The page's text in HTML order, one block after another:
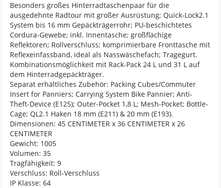
Besonders großes Hinterradtaschenpaar für die
ausgedehnte Radtour mit großer Ausrüstung; Quick-Lock2.1
System bis 16 mm Gepäckträgerrohr; PU-beschichtetes
Cordura-Gewebe; inkl. Innentasche; großflächige
Reflektoren; Rollverschluss; komprimierbare Fronttasche mit
Reflexeinfassband, ideal als Nasswäschefach; Tragegurt.
Kombinationsmöglichkeit mit Rack-Pack 24 L und 31 L auf
dem Hinterradgepäckträger.
Separat erhältliches Zubehör: Packing Cubes/Commuter
Insert for Panniers; Carrying System Bike Pannier; Anti-
Theft-Device (E125); Outer-Pocket 1,8 L; Mesh-Pocket; Bottle-
Cage; QL2.1 Haken 18 mm (E211) & 20 mm (E193).
Dimensionen: 45 CENTIMETER x 36 CENTIMETER x 26
CENTIMETER
Gewicht: 1005
Volumen: 35
Tragfähigkeit: 9
Verschluss: Roll-Verschluss
IP Klasse: 64